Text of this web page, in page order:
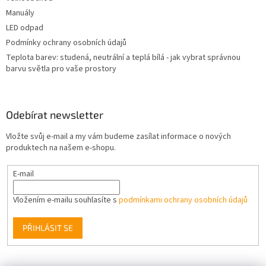
Manuály
LED odpad
Podmínky ochrany osobních údajů
Teplota barev: studená, neutrální a teplá bílá - jak vybrat správnou
barvu světla pro vaše prostory
Odebírat newsletter
Vložte svůj e-mail a my vám budeme zasílat informace o nových
produktech na našem e-shopu.
E-mail
Vložením e-mailu souhlasíte s podmínkami ochrany osobních údajů
PŘIHLÁSIT SE